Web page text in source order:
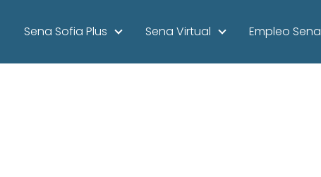
Sena Sofia Plus Sena Virtual Empleo Sena